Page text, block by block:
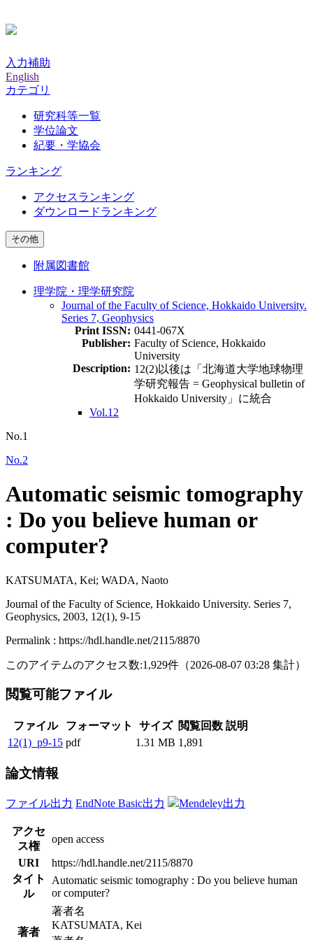
入力補助
English
カテゴリ
研究科等一覧
学位論文
紀要・学協会
ランキング
アクセスランキング
ダウンロードランキング
その他
附属図書館
理学院・理学研究院
Journal of the Faculty of Science, Hokkaido University.
Series 7, Geophysics
Print ISSN: 0441-067X
Publisher: Faculty of Science, Hokkaido
University
Description: 12(2)以後は「北海道大学地球物理
学研究報告 = Geophysical bulletin of
Hokkaido University」に統合
Vol.12
No.1
No.2
Automatic seismic tomography
: Do you believe human or
computer?
KATSUMATA, Kei; WADA, Naoto
Journal of the Faculty of Science, Hokkaido University. Series 7,
Geophysics, 2003, 12(1), 9-15
Permalink : https://hdl.handle.net/2115/8870
このアイテムのアクセス数:1,929件 （2026-08-07 03:28 集計）
閲覧可能ファイル
ファイル フォーマット サイズ 閲覧回数 説明
12(1)_p9-15 pdf 1.31 MB 1,891
論文情報
ファイル出力 EndNote Basic出力 Mendeley出力
アクセ
ス権
open access
URI
https://hdl.handle.net/2115/8870
タイト
ル
Automatic seismic tomography : Do you believe human
or computer?
著者
著者名
KATSUMATA, Kei